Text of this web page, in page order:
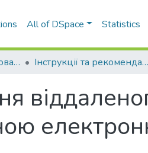
All of DSpace Statistics
Університетська наукова бібліотека Інструкції та рекомендації